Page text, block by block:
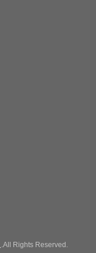
.All Rights Reserved.